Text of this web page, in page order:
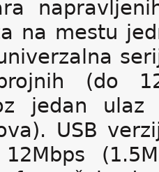
na mestu
(do
jedan ulaz
USB